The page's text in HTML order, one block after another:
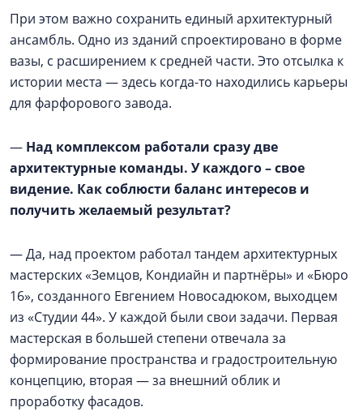
При этом важно сохранить единый архитектурный
ансамбль. Одно из зданий спроектировано в форме
вазы, с расширением к средней части. Это отсылка к
истории места — здесь когда-то находились карьеры
для фарфорового завода.
— Над комплексом работали сразу две
архитектурные команды. У каждого – свое
видение. Как соблюсти баланс интересов и
получить желаемый результат?
— Да, над проектом работал тандем архитектурных
мастерских «Земцов, Кондиайн и партнёры» и «Бюро
16», созданного Евгением Новосадюком, выходцем
из «Студии 44». У каждой были свои задачи. Первая
мастерская в большей степени отвечала за
формирование пространства и градостроительную
концепцию, вторая — за внешний облик и
проработку фасадов.